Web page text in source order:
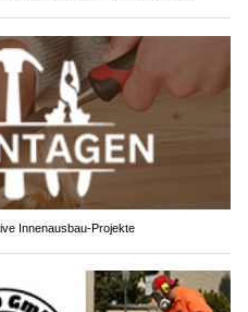
Innenausbau-Projekte